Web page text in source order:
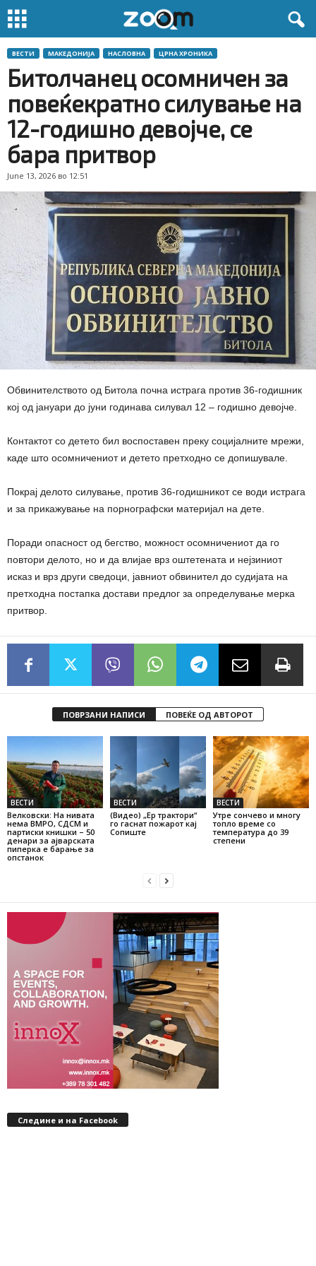
ВЕСТИ МАКЕДОНИЈА НАСЛОВНА ЦРНА ХРОНИКА
Битолчанец осомничен за
повеќекратно силување на
12-годишно девојче, се
бара притвор
June 13, 2026 во 12:51
Обвинителството од Битола почна истрага против 36-годишник
кој од јануари до јуни годинава силувал 12 – годишно девојче.
Контактот со детето бил воспоставен преку социјалните мрежи,
каде што осомничениот и детето претходно се допишувале.
Покрај делото силување, против 36-годишникот се води истрага
и за прикажување на порнографски материјал на дете.
Поради опасност од бегство, можност осомничениот да го
повтори делото, но и да влијае врз оштетената и нејзиниот
исказ и врз други сведоци, јавниот обвинител до судијата на
претходна постапка достави предлог за определување мерка
притвор.
ПОВРЗАНИ НАПИСИ ПОВЕЌЕ ОД АВТОРОТ
ВЕСТИ
Велковски: На нивата
нема ВМРО, СДСМ и
партиски книшки – 50
денари за ајварската
пиперка е барање за
опстанок
ВЕСТИ
(Видео) „Ер трактори“
го гаснат пожарот кај
Сопиште
ВЕСТИ
Утре сончево и многу
топло време со
температура до 39
степени
Следине и на Facebook